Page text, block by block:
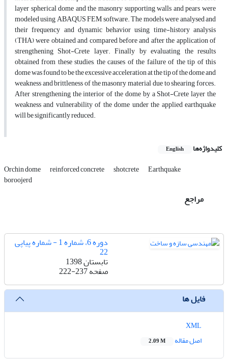
layer spherical dome and the masonry supporting walls and pears were
modeled using ABAQUS FEM software. The models were analysed and
their frequency and dynamic behavior using time-history analysis
(THA) were obtained and compared before and after the application of
strengthening Shot-Crete layer. Finally by evaluating the results
obtained from these studies, the causes of the failure of the tip of this
dome was found to be the excessive acceleration at the tip of the dome and
weakness and brittleness of the masonry material due to shearing forces.
After strengthening the interior of the dome by a Shot-Crete layer the
weakness and vulnerability of the dome under the applied earthquake
will be significantly reduced.
کلیدواژه‌ها English
Orchin dome reinforced concrete shotcrete Earthquake
boroojerd
مراجع
دوره 6، شماره 1 - شماره پیاپی
22
تابستان 1398
صفحه222-237
فایل ها
اصل مقاله
2.09 M